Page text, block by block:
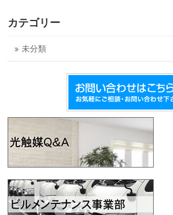
カテゴリー
未分類